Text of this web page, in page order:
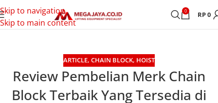
Skip to navigation
Skip to main content
0 RP0
ARTICLE, CHAIN BLOCK, HOIST
Review Pembelian Merk Chain
Block Terbaik Yang Tersedia di